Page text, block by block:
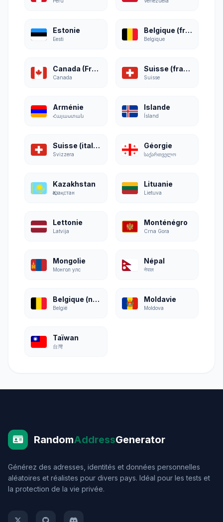
Estonie
Eesti
Belgique (français)
Belgique
Canada (Français)
Canada
Suisse (français)
Suisse
Arménie
Հայաստան
Islande
Ísland
Suisse (italien)
Svizzera
Géorgie
საქართველო
Kazakhstan
Қазақстан
Lituanie
Lietuva
Lettonie
Latvija
Monténégro
Crna Gora
Mongolie
Монгол улс
Népal
नेपाल
Belgique (néerlandais)
België
Moldavie
Moldova
Taïwan
台灣
RandomAddressGenerator
Générez des adresses, identités et données personnelles
aléatoires et réalistes pour divers pays. Idéal pour les tests et
la protection de la vie privée.